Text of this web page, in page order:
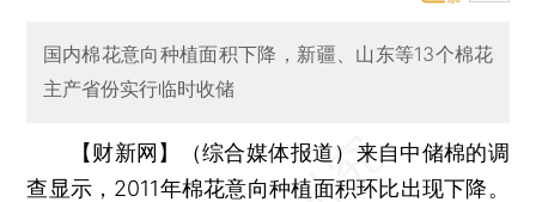
国内棉花意向种植面积下降，新疆、山东等13个棉花
主产省份实行临时收储
【财新网】（综合媒体报道） 来自中储棉的调
查显示，2011年棉花意向种植面积环比出现下降。